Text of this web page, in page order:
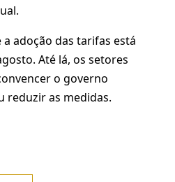
adoção das tarifas está
Até lá, os setores
o governo
reduzir as medidas.